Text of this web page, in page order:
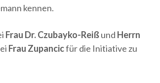
kennen.
Frau Dr. Czubayko-Reißund Herrn
Frau Zupancicfür die Initiative zu